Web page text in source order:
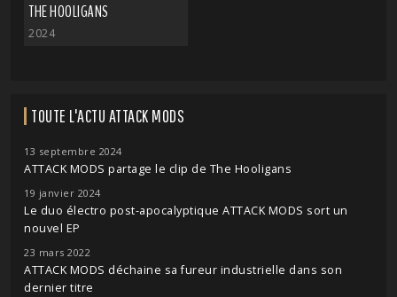
THE HOOLIGANS
2024
TOUTE L'ACTU ATTACK MODS
13 septembre 2024
ATTACK MODS partage le clip de The Hooligans
19 janvier 2024
Le duo électro post-apocalyptique ATTACK MODS sort un
nouvel EP
23 mars 2022
ATTACK MODS déchaine sa fureur industrielle dans son
dernier titre